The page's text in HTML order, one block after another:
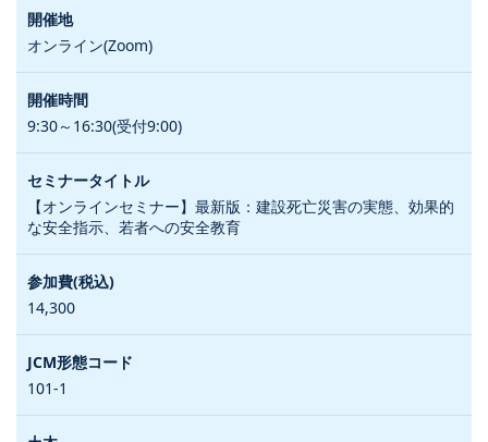
オンライン(Zoom)
9:30～16:30(受付9:00)
【オンラインセミナー】最新版：建設死亡災害の実態、効果的
な安全指示、若者への安全教育
14,300
101-1